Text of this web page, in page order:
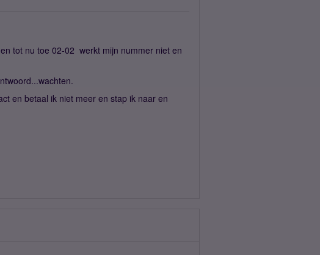
tot nu toe 02-02 werkt mijn nummer niet en
en betaal ik niet meer en stap ik naar en